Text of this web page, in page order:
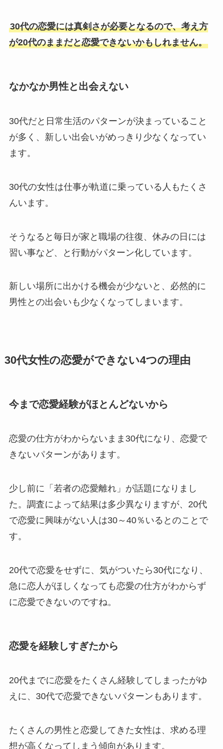
30代の恋愛には真剣さが必要となるので、考え方
が20代のままだと恋愛できないかもしれません。
なかなか男性と出会えない
30代だと日常生活のパターンが決まっていること
が多く、新しい出会いがめっきり少なくなってい
ます。
30代の女性は仕事が軌道に乗っている人もたくさ
んいます。
そうなると毎日が家と職場の往復、休みの日には
習い事など、と行動がパターン化しています。
新しい場所に出かける機会が少ないと、必然的に
男性との出会いも少なくなってしまいます。
30代女性の恋愛ができない4つの理由
今まで恋愛経験がほとんどないから
恋愛の仕方がわからないまま30代になり、恋愛で
きないパターンがあります。
少し前に「若者の恋愛離れ」が話題になりまし
た。調査によって結果は多少異なりますが、20代
で恋愛に興味がない人は30～40％いるとのことで
す。
20代で恋愛をせずに、気がついたら30代になり、
急に恋人がほしくなっても恋愛の仕方がわからず
に恋愛できないのですね。
恋愛を経験しすぎたから
20代までに恋愛をたくさん経験してしまったがゆ
えに、30代で恋愛できないパターンもあります。
たくさんの男性と恋愛してきた女性は、求める理
想が高くなってしまう傾向があります。